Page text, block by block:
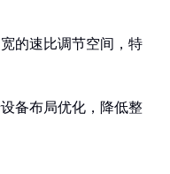
的速比调节空间，特
备布局优化，降低整